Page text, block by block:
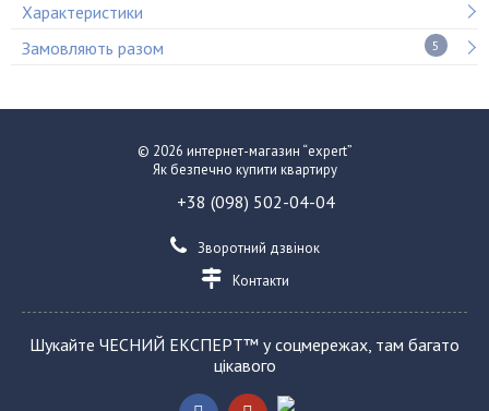
Характеристики
Замовляють разом
5
© 2026 интернет-магазин “expert”
Як безпечно купити квартиру
+38 (098) 502-04-04
Зворотний дзвінок
Контакти
Шукайте ЧЕСНИЙ ЕКСПЕРТ™ у соцмережах, там багато
цікавого